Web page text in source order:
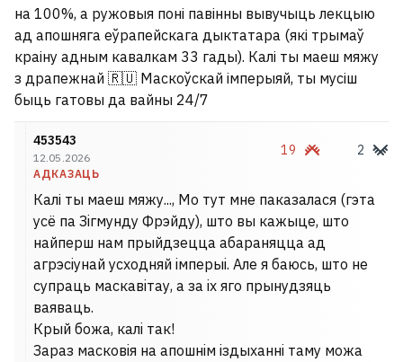
на 100%, a ружовыя поні павінны вывучыць лекцыю
ад апошняга еўрапейскага дыктатара (які трымаў
краіну адным кавалкам 33 гады). Калі ты маеш мяжу
з драпежнай 🇷🇺 Маскоўскай імперыяй, ты мусіш
быць гатовы да вайны 24/7
453543
12.05.2026
АДКАЗАЦЬ
19 2
Калі ты маеш мяжу..., Мо тут мне паказалася (гэта
усё па Зiгмунду Фрэйду), што вы кажыце, што
найперш нам прыйдзецца абараняцца ад
агрэсiунай усходняй iмперыi. Але я баюсь, што не
супраць маскавiтау, а за iх яго прынудзяць
ваяваць.
Крый божа, калi так!
Зараз масковiя на апошнiм iздыханнi таму можа